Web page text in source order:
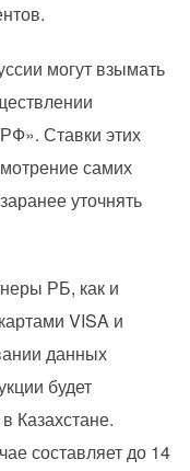
могут взымать
Ставки этих
самих
уточнять
РБ, как и
VISA и
данных
будет
Казахстане.
составляет до 14